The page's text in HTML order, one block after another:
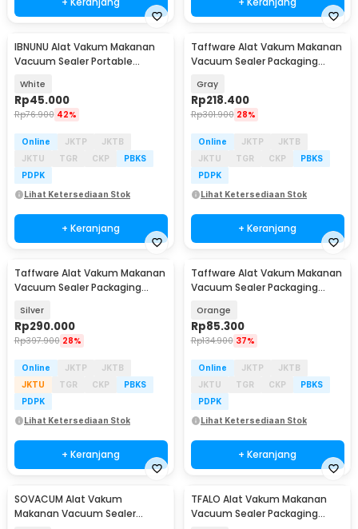
IBNUNU Alat Vakum Makanan
Vacuum Sealer Portable
K02
White
Rp45.000
Rp76.900 42%
Online JKTP
JKTB
JKTU
TGR CKP
PBKS
PDPK
Lihat Ketersediaan Stok
+ Keranjang
Taffware Alat Vakum Makanan
Vacuum Sealer Packaging
Gray
Rp218.400
Rp301.900 28%
Online JKTP
JKTB
JKTU
TGR CKP
PBKS
PDPK
Lihat Ketersediaan Stok
+ Keranjang
Taffware Alat Vakum Makanan
Vacuum Sealer Packaging
Silver
Rp290.000
Rp397.900 28%
Online JKTP
JKTB
JKTU
TGR CKP
PBKS
PDPK
Lihat Ketersediaan Stok
+ Keranjang
Taffware Alat Vakum Makanan
Vacuum Sealer Packaging
Orange
Rp85.300
Rp134.900 37%
Online JKTP
JKTB
JKTU
TGR CKP
PBKS
PDPK
Lihat Ketersediaan Stok
+ Keranjang
SOVACUM Alat Vakum
Makanan Vacuum Sealer
TFALO Alat Vakum Makanan
Vacuum Sealer Packaging